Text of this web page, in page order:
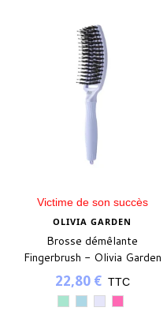
Victime de son succès
OLIVIA GARDEN
Brosse démêlante
Fingerbrush - Olivia Garden
22,80 € TTC